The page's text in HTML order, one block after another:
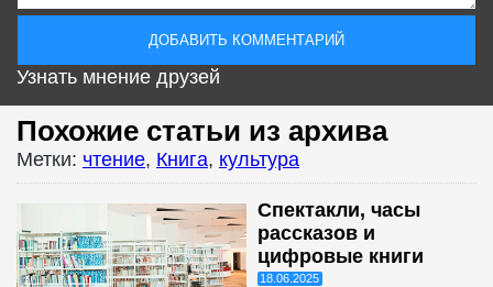
Узнать мнение друзей
Похожие статьи из архива
Метки: чтение, Книга, культура
Спектакли, часы
рассказов и
цифровые книги
18.06.2025